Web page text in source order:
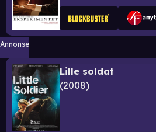
Annonse
Lille soldat
2008